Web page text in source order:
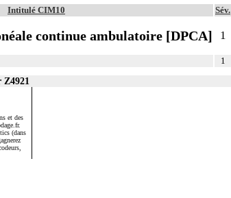
Intitulé CIM10 Sév.
continue ambulatoire [DPCA] 1
1
Z4921
et des
(dans